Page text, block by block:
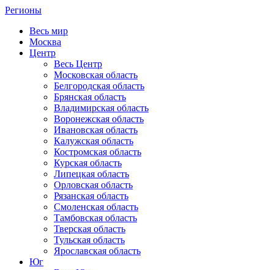
Регионы
Весь мир
Москва
Центр
Весь Центр
Московская область
Белгородская область
Брянская область
Владимирская область
Воронежская область
Ивановская область
Калужская область
Костромская область
Курская область
Липецкая область
Орловская область
Рязанская область
Смоленская область
Тамбовская область
Тверская область
Тульская область
Ярославская область
Юг